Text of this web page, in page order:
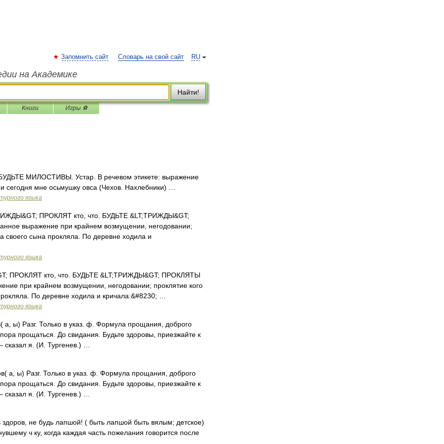
RU
Запомнить сайт Словарь на свой сайт
на Академике
Найти!
Книги Игры ⚽
МИЛОСТИВЫ. Устар. В речевом этикете: выражение
сегодня мне осьмушку овса (Чехов. Нахлебники) …
языка
ПРОКЛЯТ кто, что. БУДЬТЕ &LT;ТРИЖДЫ&GT;
выражение при крайнем возмущении, негодовании;
своего сына прокляла. По деревне ходила и
языка
ПРОКЛЯТ кто, что. БУДЬТЕ &LT;ТРИЖДЫ&GT; ПРОКЛЯТЫ
при крайнем возмущении, негодовании; проклятие кого
По деревне ходила и кричала:&#8230; …
языка
а, ы) Разг. Только в указ. ф. Формула прощания, доброго
прощаться. До свидания. Будьте здоровы, приезжайте к
я. (И. Тургенев.) …
а, ы) Разг. Только в указ. ф. Формула прощания, доброго
прощаться. До свидания. Будьте здоровы, приезжайте к
я. (И. Тургенев.) …
не будь лапшой! ( быть лапшой быть вялым; детское)
ч ку, когда каждая часть пожелания говорится после